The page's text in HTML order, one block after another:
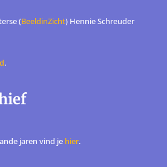
(BeeldinZicht) Hennie Schreuder
.
jaren vind je hier.